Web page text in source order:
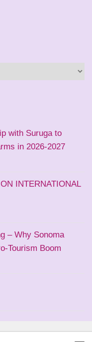
with Suruga to
in 2026-2027
INTERNATIONAL
– Why Sonoma
Tourism Boom